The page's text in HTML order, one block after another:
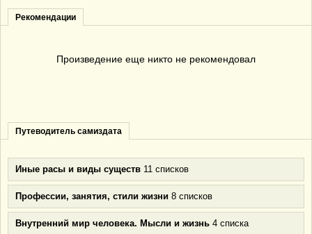
Рекомендации
Произведение еще никто не рекомендовал
Путеводитель самиздата
Иные расы и виды существ 11 списков
Профессии, занятия, стили жизни 8 списков
Внутренний мир человека. Мысли и жизнь 4 списка